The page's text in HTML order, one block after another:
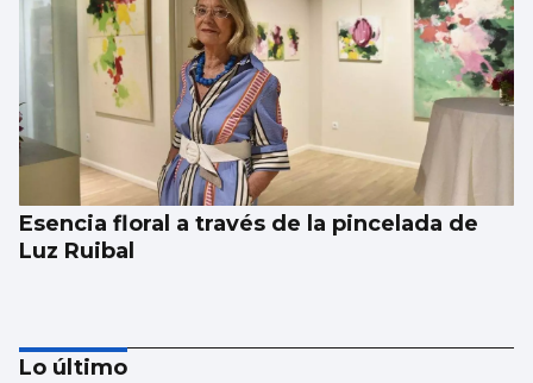
Esencia floral a través de la pincelada de
Luz Ruibal
Lo último